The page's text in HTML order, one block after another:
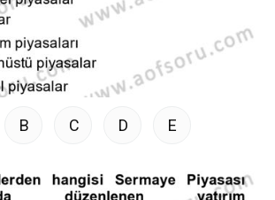
B C D E